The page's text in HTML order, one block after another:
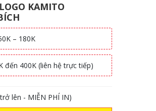
KAMITO
– 180K
đến 400K (liên hệ trực tiếp)
lên - MIỄN PHÍ IN)